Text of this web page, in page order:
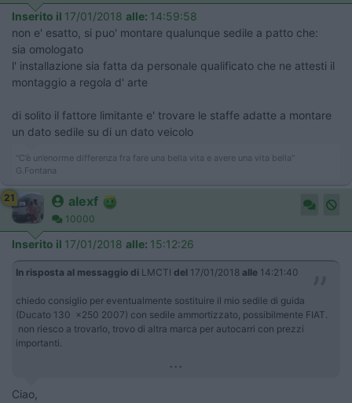
Inserito il 17/01/2018 alle: 14:59:58
non e' esatto, si puo' montare qualunque sedile a patto che:
sia omologato
l' installazione sia fatta da personale qualificato che ne attesti il
montaggio a regola d' arte
di solito il fattore limitante e' trovare le staffe adatte a montare
un dato sedile su di un dato veicolo
"C’è un’enorme differenza fra fare una bella vita e avere una vita bella"
G.Fontana
21 alexf
10000
Inserito il 17/01/2018 alle: 15:12:26
In risposta al messaggio di LMCTI del 17/01/2018 alle 14:21:40
chiedo consiglio per eventualmente sostituire il mio sedile di guida
(Ducato 130 x250 2007) con sedile ammortizzato, possibilmente FIAT.
non riesco a trovarlo, trovo di altra marca per autocarri con prezzi
importanti.
...
Ciao,